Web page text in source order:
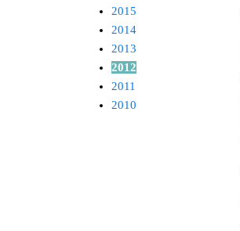
2015
2014
2013
2012
2011
2010